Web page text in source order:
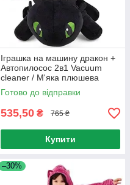
Іграшка на машину дракон +
Автопилосос 2в1 Vacuum
cleaner / М'яка плюшева
іграшка беззубик
Готово до відправки
535,50 ₴ 765 ₴
Купити
–30%